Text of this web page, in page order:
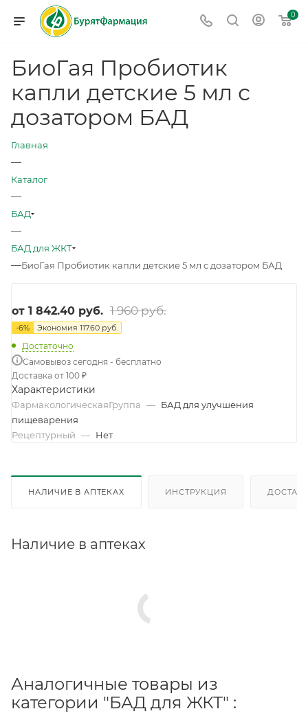
0
БиоГая Пробиотик
капли детские 5 мл с
дозатором БАД
Главная
—
Каталог
—
БАД
—
БАД для ЖКТ
—БиоГая Пробиотик капли детские 5 мл с дозатором БАД
от 1 842.40 руб. 1 960 руб.
-6% Экономия 117.60 руб.
Достаточно
Самовывоз сегодня - бесплатно
Доставка от 100 ₽
Характеристики
ФармакологическаяГруппа — БАД для улучшения
пищеварения
Рецептурный — Нет
НАЛИЧИЕ В АПТЕКАХ ИНСТРУКЦИЯ
Наличие в аптеках
Аналогичные товары из
категории "БАД для ЖКТ" :